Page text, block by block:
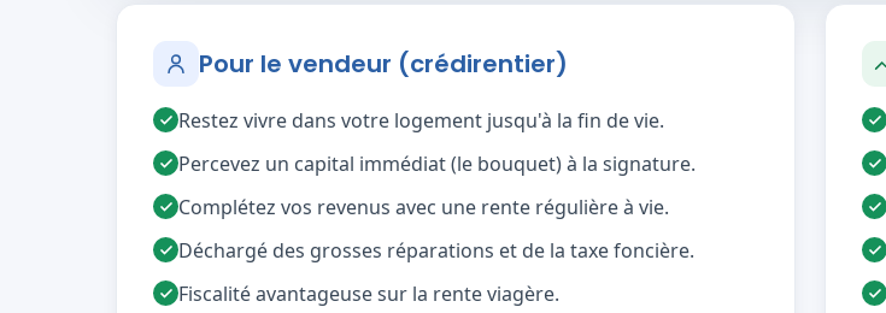
Pour le vendeur (crédirentier)
Restez vivre dans votre logement jusqu'à la fin de vie.
Percevez un capital immédiat (le bouquet) à la signature.
Complétez vos revenus avec une rente régulière à vie.
Déchargé des grosses réparations et de la taxe foncière.
Fiscalité avantageuse sur la rente viagère.